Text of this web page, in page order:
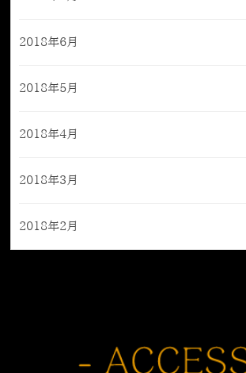
2018年6月
2018年5月
2018年4月
2018年3月
2018年2月